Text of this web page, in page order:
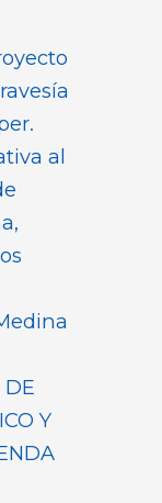
al
DE
Y